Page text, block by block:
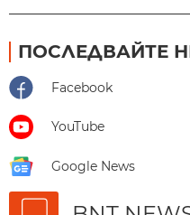
ПОСЛЕДВАЙТЕ
Facebook
YouTube
Google News